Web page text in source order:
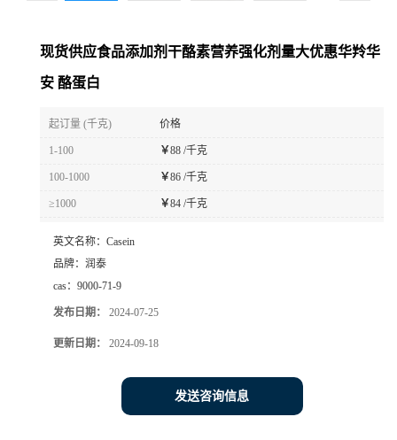
现货供应食品添加剂干酪素营养强化剂量大优惠华羚华
安 酪蛋白
起订量 (千克) 价格
1-100 ￥88 /千克
100-1000 ￥86 /千克
≥1000 ￥84 /千克
英文名称： Casein
品牌： 润泰
cas： 9000-71-9
发布日期： 2024-07-25
更新日期： 2024-09-18
发送咨询信息